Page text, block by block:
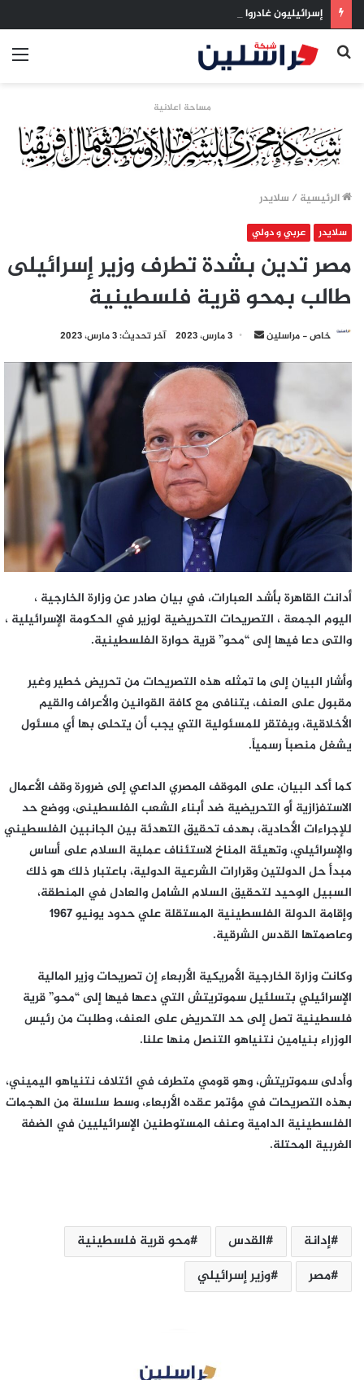
إسرائيليون غادروا بلا رجعة: اخترنا الهجرة لنعيش بلا خوف
بحث
مساحة اعلانية
الرئيسية / سلايدر
سلايدر عربي و دولي
مصر تدين بشدة تطرف وزير إسرائيلى
طالب بمحو قرية فلسطينية
خاص - مراسلين
أرسل
إلكترونيا
3 مارس، 2023 آخر تحديث: 3 مارس، 2023
أدانت القاهرة بأشد العبارات، في بيان صادر عن وزارة الخارجية ،
اليوم الجمعة ، التصريحات التحريضية لوزير في الحكومة الإسرائيلية ،
والتى دعا فيها إلى “محو” قرية حوارة الفلسطينية.
وأشار البيان إلى ما تمثله هذه التصريحات من تحريض خطير وغير
مقبول على العنف، يتنافى مع كافة القوانين والأعراف والقيم
الأخلاقية، ويفتقر للمسئولية التي يجب أن يتحلى بها أي مسئول
يشغل منصباً رسمياً.
كما أكد البيان، على الموقف المصري الداعي إلى ضرورة وقف الأعمال
الاستفزازية أو التحريضية ضد أبناء الشعب الفلسطينى، ووضع حد
للإجراءات الأحادية، بهدف تحقيق التهدئة بين الجانبين الفلسطيني
والإسرائيلي، وتهيئة المناخ لاستئناف عملية السلام على أساس
مبدأ حل الدولتين وقرارات الشرعية الدولية، باعتبار ذلك هو ذلك
السبيل الوحيد لتحقيق السلام الشامل والعادل في المنطقة،
وإقامة الدولة الفلسطينية المستقلة علي حدود يونيو 1967
وعاصمتها القدس الشرقية.
وكانت وزارة الخارجية الأمريكية الأربعاء إن تصريحات وزير المالية
الإسرائيلي بتسلئيل سموتريتش التي دعها فيها إلى “محو” قرية
فلسطينية تصل إلى حد التحريض على العنف، وطلبت من رئيس
الوزراء بنيامين نتنياهو التنصل منها علنا.
وأدلى سموتريتش، وهو قومي متطرف في ائتلاف نتنياهو اليميني،
بهذه التصريحات في مؤتمر عقده الأربعاء، وسط سلسلة من الهجمات
الفلسطينية الدامية وعنف المستوطنين الإسرائيليين في الضفة
الغربية المحتلة.
إدانة القدس
محو قرية فلسطينية
مصر
وزير إسرائيلي